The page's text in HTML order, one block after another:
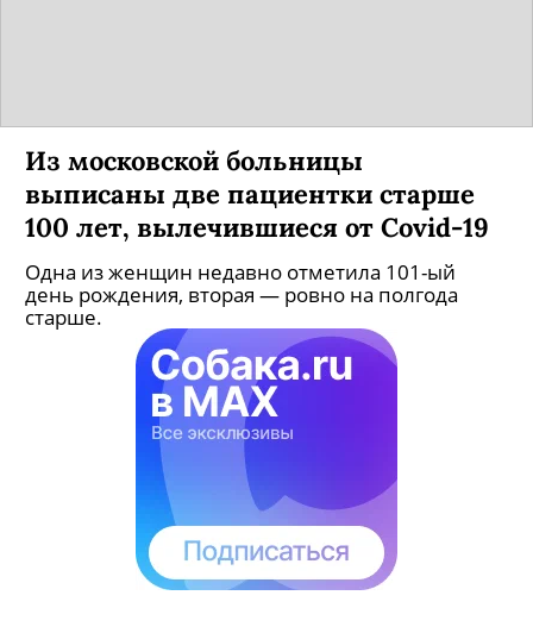
Из московской больницы
выписаны две пациентки старше
100 лет, вылечившиеся от Covid-19
Одна из женщин недавно отметила 101-ый
день рождения, вторая — ровно на полгода
старше.